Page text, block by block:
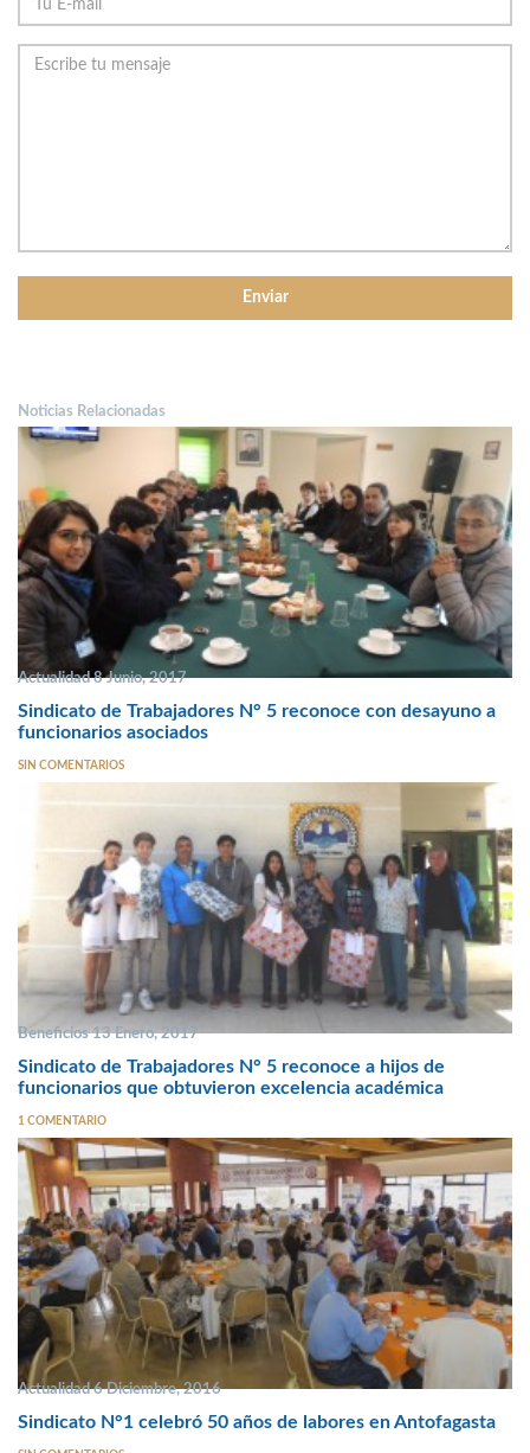
Noticias Relacionadas
Actualidad 8 Junio, 2017
Sindicato de Trabajadores N° 5 reconoce con desayuno a
funcionarios asociados
SIN COMENTARIOS
Beneficios 13 Enero, 2017
Sindicato de Trabajadores N° 5 reconoce a hijos de
funcionarios que obtuvieron excelencia académica
1 COMENTARIO
Actualidad 6 Diciembre, 2016
Sindicato N°1 celebró 50 años de labores en Antofagasta